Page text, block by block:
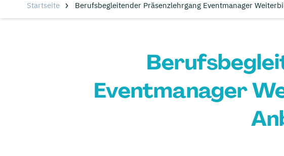
Startseite Berufsbegleitender Präsenzlehrgang Eventmanager
Eventmanager